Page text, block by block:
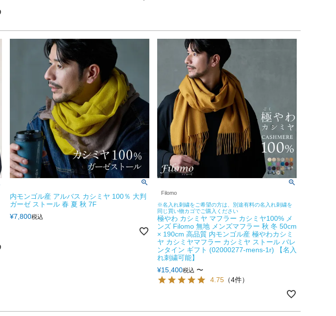
内モンゴル産 アルバス カシミヤ 100％ 大判
ガーゼ ストール 春 夏 秋 7F
¥7,800税込
Filomo
※名入れ刺繍をご希望の方は、別途有料の名入れ刺繍を
同じ買い物カゴでご購入ください
極やわ カシミヤ マフラー カシミヤ100% メ
ンズ Filomo 無地 メンズマフラー 秋 冬 50cm
× 190cm 高品質 内モンゴル産 極やわカシミ
ヤ カシミヤマフラー カシミヤ ストール バレ
ンタイン ギフト (02000277-mens-1r) 【名入
れ刺繍可能】
¥15,400税込 〜
4.75 （4件）